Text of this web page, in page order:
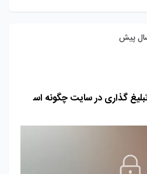
گذاری در سایت چگونه اس